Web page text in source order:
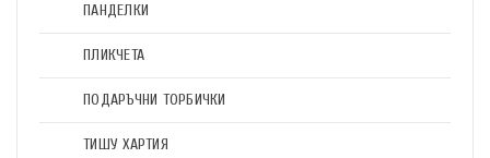
ПАНДЕЛКИ
ПЛИКЧЕТА
ПОДАРЪЧНИ ТОРБИЧКИ
ТИШУ ХАРТИЯ